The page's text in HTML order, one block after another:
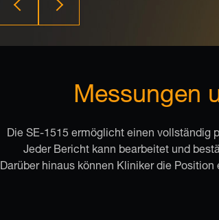
Messungen
Die SE-1515 ermöglicht einen vollständig
Jeder Bericht kann bearbeitet und
Darüber hinaus können Kliniker die